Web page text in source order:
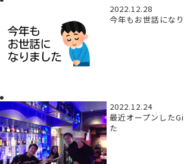
2022.12.28
今年もお世話になり
2022.12.24
最近オープンした
た